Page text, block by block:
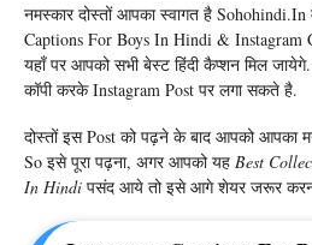
नमस्कार दोस्तों आपका स्वागत है
Captions For Boys In Hindi &
यहाँ पर आपको सभी बेस्ट हिंदी कैप्शन मिल
कॉपी करके Instagram Post पर लगा सकते है.
दोस्तों इस Post को पढ़ने के बाद आपको आपका
So इसे पूरा पढ़ना, अगर आपको यह Best
In Hindi पसंद आये तो इसे आगे शेयर जरूर